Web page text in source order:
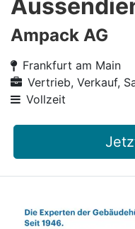
Ampack AG
Frankfurt am Main
Vertrieb, Verkauf,
Vollzeit